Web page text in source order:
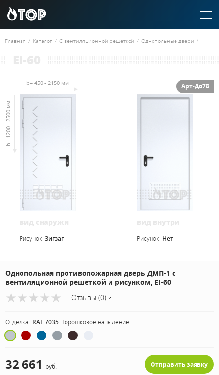
Главная / Каталог / С вентиляционной решеткой / Однопольные двери /
b= 450 - 2150 мм
h= 1200 - 2500 мм
Рисунок: Зигзаг Рисунок: Нет
Арт-До78
Однопольная противопожарная дверь ДМП-1 с
вентиляционной решеткой и рисунком, EI-60
Отзывы (0)
Отделка: RAL 7035 Порошковое напыление
32 661 руб. Отправить заявку